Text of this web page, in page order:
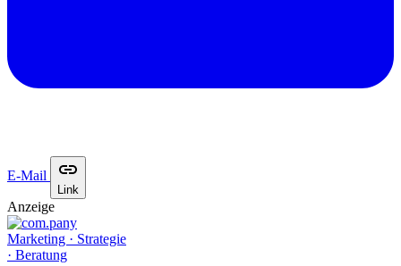
E-Mail
Link
Anzeige
Marketing · Strategie
· Beratung